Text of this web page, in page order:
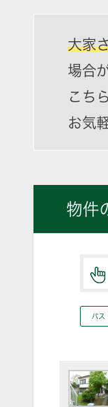
大家
場合
こち
お気
物件
バス